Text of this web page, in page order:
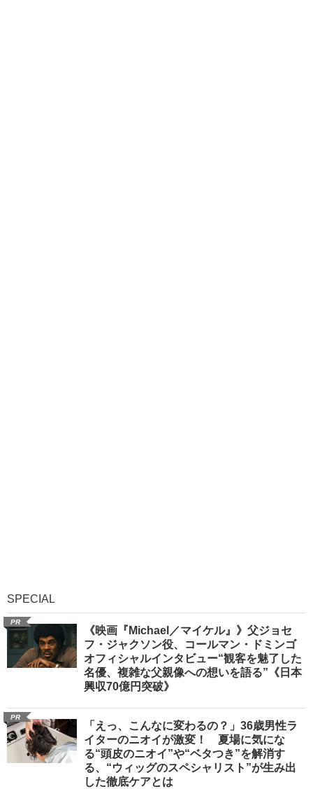
SPECIAL
PR
《映画『Michael／マイケル』》父ジョセ
フ・ジャクソン役、コールマン・ドミンゴ
オフィシャルインタビュー“観客を魅了した
名優、複雑な父親像への想いを語る”《日本
興収70億円突破》
PR
「えっ、こんなに変わるの？」36歳男性ラ
イターのニオイが激変！ 夏場に気にな
る“頭皮のニオイ”や“ベタつき”を解消す
る、“ウィッグのスペシャリスト”が生み出
した徹底ケアとは